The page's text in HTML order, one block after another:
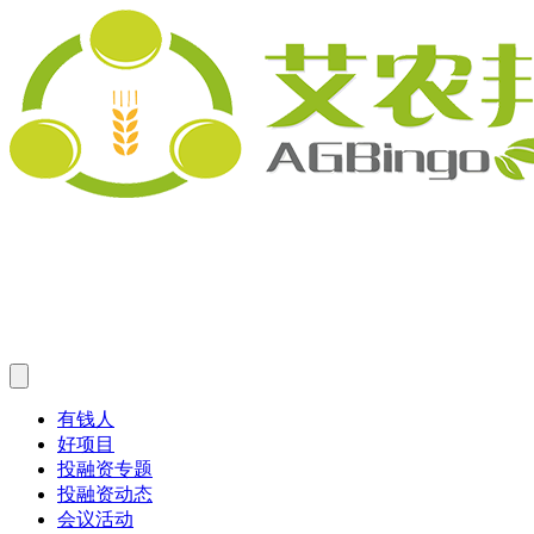
有钱人
好项目
投融资专题
投融资动态
会议活动